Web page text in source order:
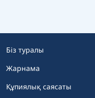
Біз туралы
Жарнама
Құпиялық саясаты